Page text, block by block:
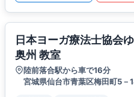
日本ヨーガ療法士協会
奥州 教室
陸前落合駅から車で16分
宮城県仙台市青葉区梅田町5－